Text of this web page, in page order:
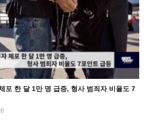
포 한 달 1만 명 급증, 형사 범죄자 비율도 7